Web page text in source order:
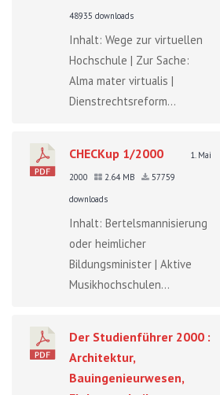
48935 downloads
Inhalt: Wege zur virtuellen
Hochschule | Zur Sache:
Alma mater virtualis |
Dienstrechtsreform...
CHECKup 1/2000
1. Mai
2000
2.64 MB
57759
downloads
Inhalt: Bertelsmannisierung
oder heimlicher
Bildungsminister | Aktive
Musikhochschulen...
Der Studienführer 2000 :
Architektur,
Bauingenieurwesen,